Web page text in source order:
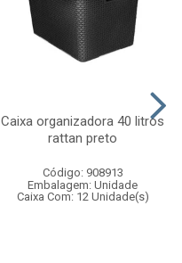
Caixa organizadora 40 litros
rattan preto
Código: 908913
Embalagem: Unidade
Caixa Com: 12 Unidade(s)